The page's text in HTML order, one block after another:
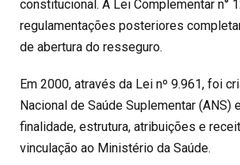
constitucional. A Lei Complementar n°
regulamentações posteriores
de abertura do resseguro.
Em 2000, através da Lei nº 9.961, foi
Nacional de Saúde Suplementar (ANS)
finalidade, estrutura, atribuições e
vinculação ao Ministério da Saúde.